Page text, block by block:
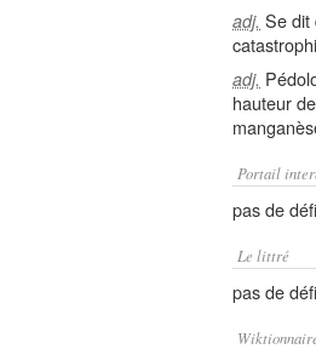
adj. Se dit
adj.
hauteur
Portail
pas de
Le littré
pas de